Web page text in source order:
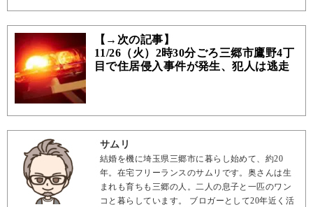
【→次の記事】
11/26（火）2時30分ごろ三郷市鷹野4丁
目で住居侵入事件が発生、犯人は逃走
サムリ
結婚を機に埼玉県三郷市に暮らし始めて、約20
年。在宅フリーランスのサムリです。奥さんは生
まれも育ちも三郷の人。二人の息子と一匹のワン
コと暮らしています。 ブロガーとして20年近く活